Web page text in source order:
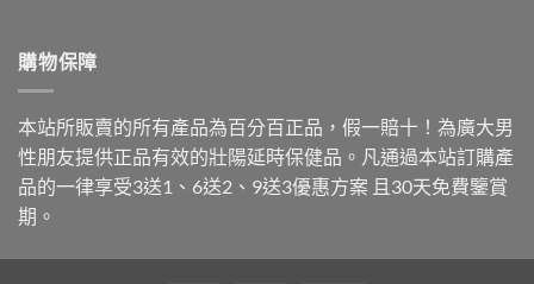
購物保障
本站所販賣的所有產品為百分百正品，假一賠十！為廣大男
性朋友提供正品有效的壯陽延時保健品。凡通過本站訂購產
品的一律享受3送1、6送2、9送3優惠方案 且30天免費鑒賞
期。